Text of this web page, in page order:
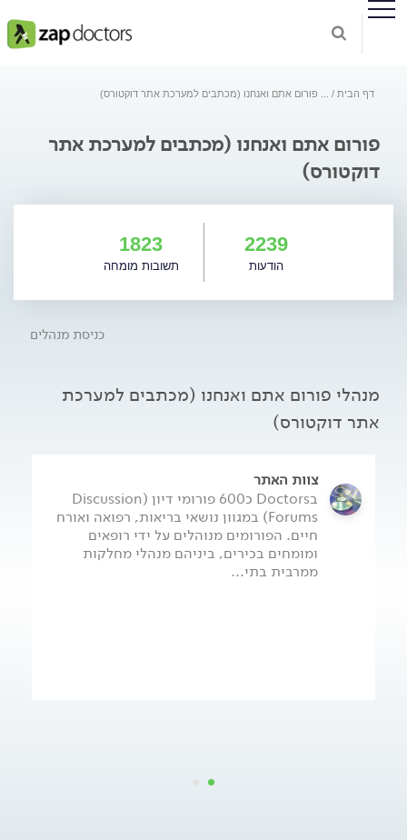
דף הבית פורום אתם ואנחנו (מכתבים למערכת אתר דוקטורס)
פורום אתם ואנחנו (מכתבים למערכת אתר
דוקטורס)
2239
הודעות
1823
תשובות מומחה
כניסת מנהלים
מנהלי פורום אתם ואנחנו (מכתבים למערכת
אתר דוקטורס)
צוות האתר
בDoctors כ600 פורומי דיון (Discussion
Forums) במגוון נושאי בריאות, רפואה ואורח
חיים. הפורומים מנוהלים על ידי רופאים
ומומחים בכירים, ביניהם מנהלי מחלקות
ממרבית בתי...